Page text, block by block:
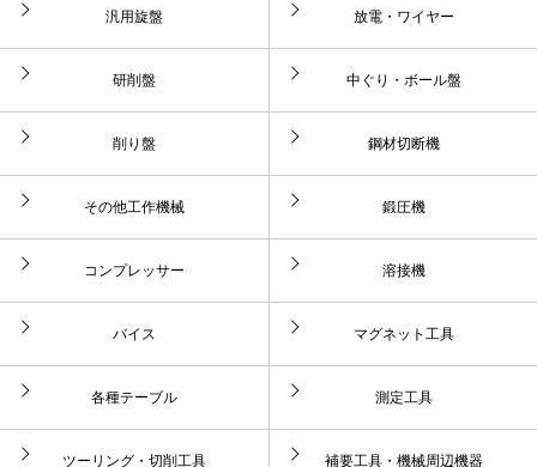
汎用旋盤 放電・ワイヤー
研削盤 中ぐり・ボール盤
削り盤 鋼材切断機
その他工作機械 鍛圧機
コンプレッサー 溶接機
バイス マグネット工具
各種テーブル 測定工具
ツーリング・切削工具 補要工具・機械周辺機器